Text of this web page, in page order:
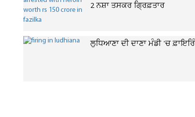
2 ਨਸ਼ਾ ਤਸਕਰ ਗ੍ਰਿਫ਼ਤਾਰ
ਲੁਧਿਆਣਾ ਦੀ ਦਾਣਾ ਮੰਡੀ 'ਚ